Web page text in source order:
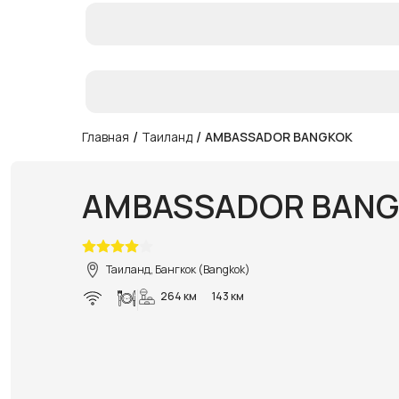
Главная / Таиланд / AMBASSADOR BANGKOK
Таиланд, Бангкок (Bangkok)
264 км
143 км